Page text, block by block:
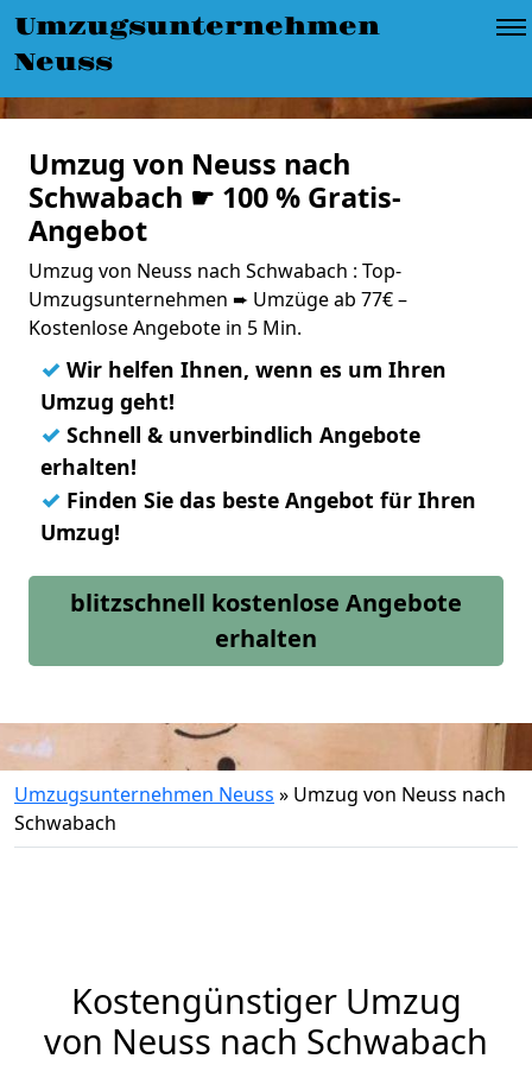
Umzugsunternehmen
Neuss
Umzug von Neuss nach
Schwabach ☛ 100 % Gratis-
Angebot
Umzug von Neuss nach Schwabach : Top-
Umzugsunternehmen ➨ Umzüge ab 77€ –
Kostenlose Angebote in 5 Min.
✓ Wir helfen Ihnen, wenn es um Ihren
Umzug geht!
✓ Schnell & unverbindlich Angebote
erhalten!
✓ Finden Sie das beste Angebot für Ihren
Umzug!
blitzschnell kostenlose Angebote
erhalten
Umzugsunternehmen Neuss » Umzug von Neuss nach
Schwabach
Kostengünstiger Umzug
von Neuss nach Schwabach